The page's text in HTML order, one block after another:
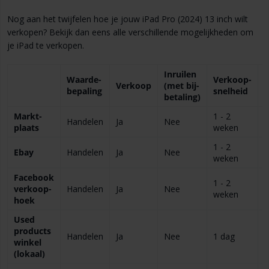
Nog aan het twijfelen hoe je jouw iPad Pro (2024) 13 inch wilt
verkopen? Bekijk dan eens alle verschillende mogelijkheden om
je iPad te verkopen.
Waarde­
bepaling
Verkoop
Inruilen
(met bij­
betaling)
Verkoop­
snelheid
Markt­
plaats
Handelen Ja Nee
1 - 2
weken
Ebay Handelen Ja Nee
1 - 2
weken
Facebook
verkoop­
hoek
Handelen Ja Nee
1 - 2
weken
Used
products
winkel
(lokaal)
Handelen Ja Nee 1 dag